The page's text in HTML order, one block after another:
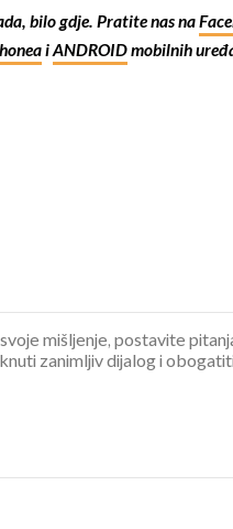
bilo gdje. Pratite nas na
iANDROIDmobilnih
mišljenje, postavite
zanimljiv dijalog i